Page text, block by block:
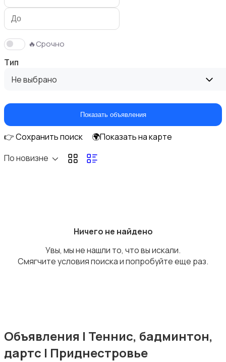
Туризм и отдых на природе
🔥Срочно
Тип
Не выбрано
Показать объявления
👉 Сохранить поиск
🌍Показать на карте
По новизне
Ничего не найдено
Увы, мы не нашли то, что вы искали.
Смягчите условия поиска и попробуйте еще раз.
Объявления | Теннис, бадминтон,
дартс | Приднестровье